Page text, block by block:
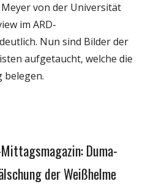
von der Universität
im ARD-
Nun sind Bilder der
aufgetaucht, welche die
belegen.
Duma-
der Weißhelme